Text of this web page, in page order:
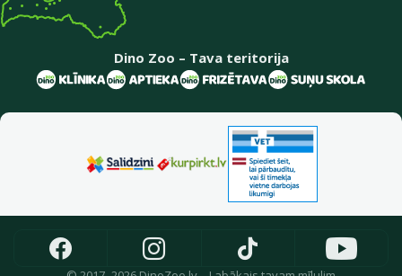
Dino Zoo – Tava teritorija